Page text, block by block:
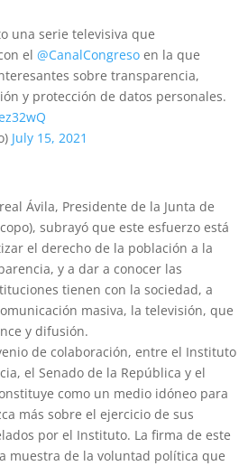
una serie televisiva que
el@CanalCongreso en la que
sobre transparencia,
y protección de datos personales.
July 15, 2021
Ávila, Presidente de la Junta de
subrayó que este esfuerzo está
el derecho de la población a la
y a dar a conocer las
tienen con la sociedad, a
masiva, la televisión, que
y difusión.
de colaboración, entre el Instituto
el Senado de la República y el
como un medio idóneo para
más sobre el ejercicio de sus
por el Instituto. La firma de este
muestra de la voluntad política que